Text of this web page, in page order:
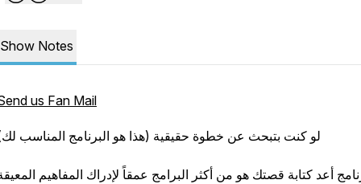
Show Notes
us Fan Mail
لو كنت بتبحث عن خطوة حقيقية (هذا هو البرنامج المناسب
أعد كتابة قصتك هو من أكثر البرامج عمقاً لإدراك المفاهيم